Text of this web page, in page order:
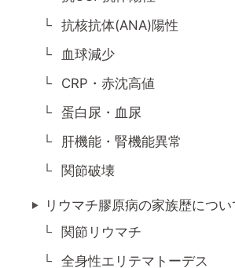
抗核抗体(ANA)陽性
血球減少
CRP・赤沈高値
蛋白尿・血尿
肝機能・腎機能異常
関節破壊
リウマチ膠原病の家族歴につい
関節リウマチ
全身性エリテマトーデス